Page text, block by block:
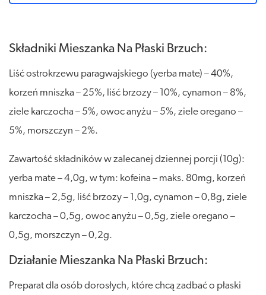
Składniki Mieszanka Na Płaski Brzuch:
Liść ostrokrzewu paragwajskiego (yerba mate) – 40%,
korzeń mniszka – 25%, liść brzozy – 10%, cynamon – 8%,
ziele karczocha – 5%, owoc anyżu – 5%, ziele oregano –
5%, morszczyn – 2%.
Zawartość składników w zalecanej dziennej porcji (10g):
yerba mate – 4,0g, w tym: kofeina – maks. 80mg, korzeń
mniszka – 2,5g, liść brzozy – 1,0g, cynamon – 0,8g, ziele
karczocha – 0,5g, owoc anyżu – 0,5g, ziele oregano –
0,5g, morszczyn – 0,2g.
Działanie Mieszanka Na Płaski Brzuch:
Preparat dla osób dorosłych, które chcą zadbać o płaski